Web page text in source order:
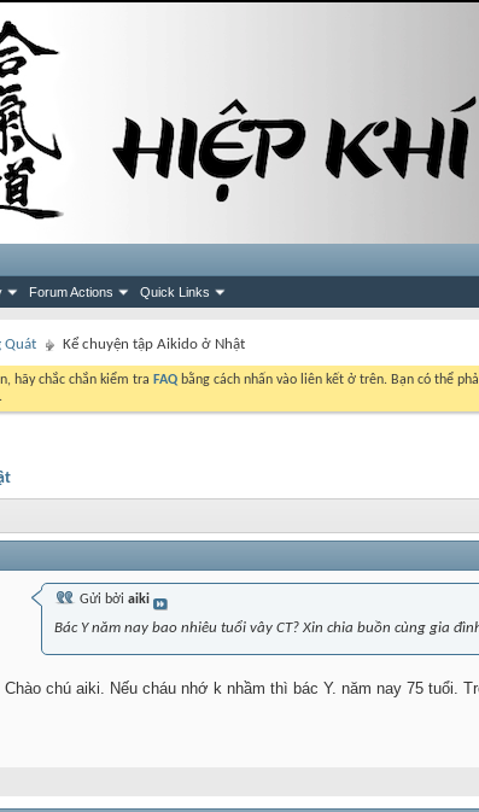
Forum Actions Quick Links
Quát Kể chuyện tập Aikido ở Nhật
hãy chắc chắn kiểm tra FAQ bằng cách nhấn vào liên kết ở trên. Bạn có thể
Gửi bởi aiki
Bác Y năm nay bao nhiêu tuổi vây CT? Xin chia buồn cùng gia
Chào chú aiki. Nếu cháu nhớ k nhầm thì bác Y. năm nay 75 tuổi.